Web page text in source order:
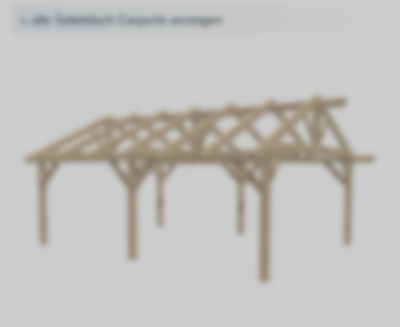
« alle Satteldach Carports anzeigen
Galerie